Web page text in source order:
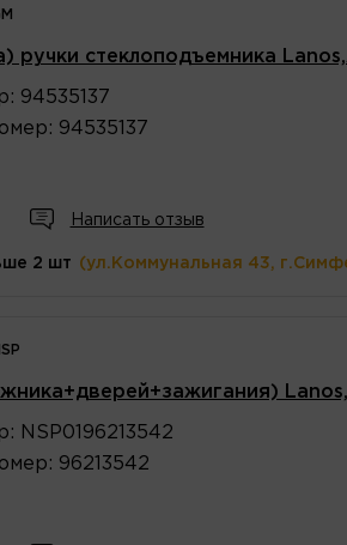
ручки стеклоподъемника
: 94535137
: 94535137
Написать отзыв
2 шт (ул.Коммунальная 43,
: NSP0196213542
: 96213542